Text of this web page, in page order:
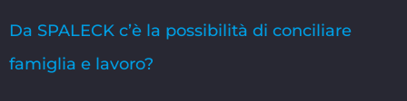
Da SPALECK c’è la possibilità di conciliare
famiglia e lavoro?